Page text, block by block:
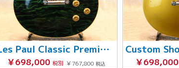
Les Paul Classic Premium Plus Quilt Maple Top
￥698,000 税別 ￥767,800 税込 ￥698,000